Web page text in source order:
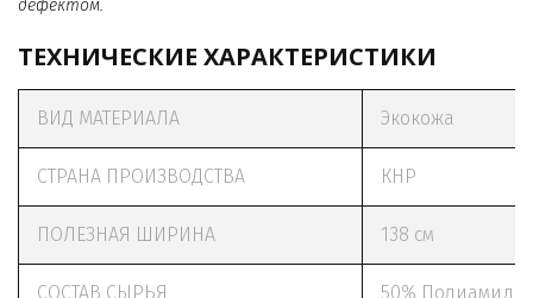
дефектом.
ТЕХНИЧЕСКИЕ ХАРАКТЕРИСТИКИ
ВИД МАТЕРИАЛА Экокожа
СТРАНА ПРОИЗВОДСТВА КНР
ПОЛЕЗНАЯ ШИРИНА 138 см
СОСТАВ СЫРЬЯ
50% Полиамид